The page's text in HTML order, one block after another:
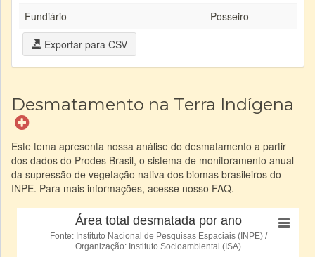
Fundiário
Posseiro
Exportar para CSV
Desmatamento na Terra Indígena
Este tema apresenta nossa análise do desmatamento a partir
dos dados do Prodes Brasil, o sistema de monitoramento anual
da supressão de vegetação nativa dos biomas brasileiros do
INPE. Para mais informações, acesse nosso FAQ.